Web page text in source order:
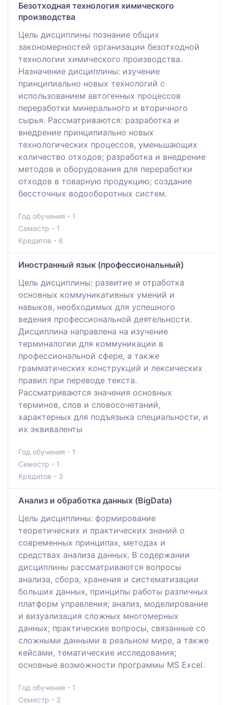
Безотходная технология химического
производства
Цель дисциплины познание общих
закономерностей организации безотходной
технологии химического производства.
Назначение дисциплины: изучение
принципиально новых технологий с
использованием автогенных процессов
переработки минерального и вторичного
сырья. Рассматриваются: разработка и
внедрение принципиально новых
технологических процессов, уменьшающих
количество отходов; разработка и внедрение
методов и оборудования для переработки
отходов в товарную продукцию; создание
бессточных водооборотных систем.
Год обучения - 1
Семестр - 1
Кредитов - 6
Иностранный язык (профессиональный)
Цель дисциплины: развитие и отработка
основных коммуникативных умений и
навыков, необходимых для успешного
ведения профессиональной деятельности.
Дисциплина направлена на изучение
терминалогии для коммуникации в
профессиональной сфере, а также
грамматических конструкций и лексических
правил при переводе текста.
Рассматриваются значения основных
терминов, слов и словосочетаний,
характерных для подъязыка специальности, и
их эквиваленты
Год обучения - 1
Семестр - 1
Кредитов - 3
Анализ и обработка данных (BigData)
Цель дисциплины: формирование
теоретических и практических знаний о
современных принципах, методах и
средствах анализа данных. В содержании
дисциплины рассматриваются вопросы
анализа, сбора, хранения и систематизации
больших данных, принципы работы различных
платформ управления; анализ, моделирование
и визуализация сложных многомерных
данных; практические вопросы, связанные со
сложными данными в реальном мире, а также
кейсами, тематические исследования;
основные возможности программы MS Excel.
Год обучения - 1
Семестр - 2